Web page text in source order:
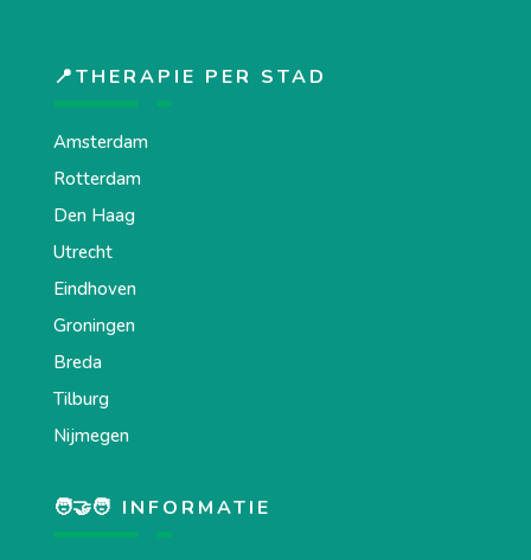
📍THERAPIE PER STAD
Amsterdam
Rotterdam
Den Haag
Utrecht
Eindhoven
Groningen
Breda
Tilburg
Nijmegen
🧑‍🤝‍🧑 INFORMATIE